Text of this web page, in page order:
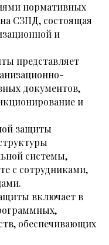
нормативных
СЗПД, состоящая
и
представляет
документов,
и
защиты
системы,
с сотрудниками,
включает в
обеспечивающих